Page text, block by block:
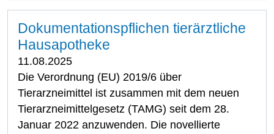
Dokumentationspflichen tierärztliche
Hausapotheke
11.08.2025
Die Verordnung (EU) 2019/6 über
Tierarzneimittel ist zusammen mit dem neuen
Tierarzneimittelgesetz (TAMG) seit dem 28.
Januar 2022 anzuwenden. Die novellierte